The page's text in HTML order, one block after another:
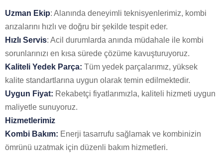
Uzman Ekip: Alanında deneyimli teknisyenlerimiz, kombi
arızalarını hızlı ve doğru bir şekilde tespit eder.
Hızlı Servis: Acil durumlarda anında müdahale ile kombi
sorunlarınızı en kısa sürede çözüme kavuşturuyoruz.
Kaliteli Yedek Parça: Tüm yedek parçalarımız, yüksek
kalite standartlarına uygun olarak temin edilmektedir.
Uygun Fiyat: Rekabetçi fiyatlarımızla, kaliteli hizmeti uygun
maliyetle sunuyoruz.
Hizmetlerimiz
Kombi Bakım: Enerji tasarrufu sağlamak ve kombinizin
ömrünü uzatmak için düzenli bakım hizmetleri.